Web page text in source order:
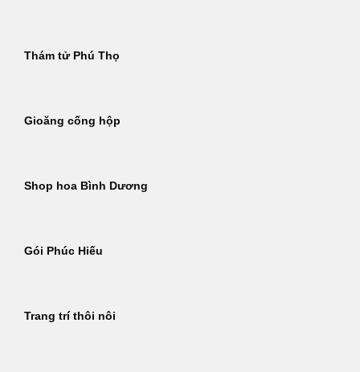
Thám tử Phú Thọ
Gioăng cống hộp
Shop hoa Bình Dương
Gói Phúc Hiếu
Trang trí thôi nôi